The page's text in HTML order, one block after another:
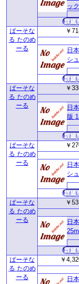
ッ
ぱーそな
る たのめ
ーる
￥
日
シ
ぱーそな
る たのめ
ーる
￥
日
版
ぱーそな
る たのめ
ーる
￥
日
シ
ぱーそな
る たのめ
ーる
￥
日
ぱーそな
る たのめ
ーる
￥
日